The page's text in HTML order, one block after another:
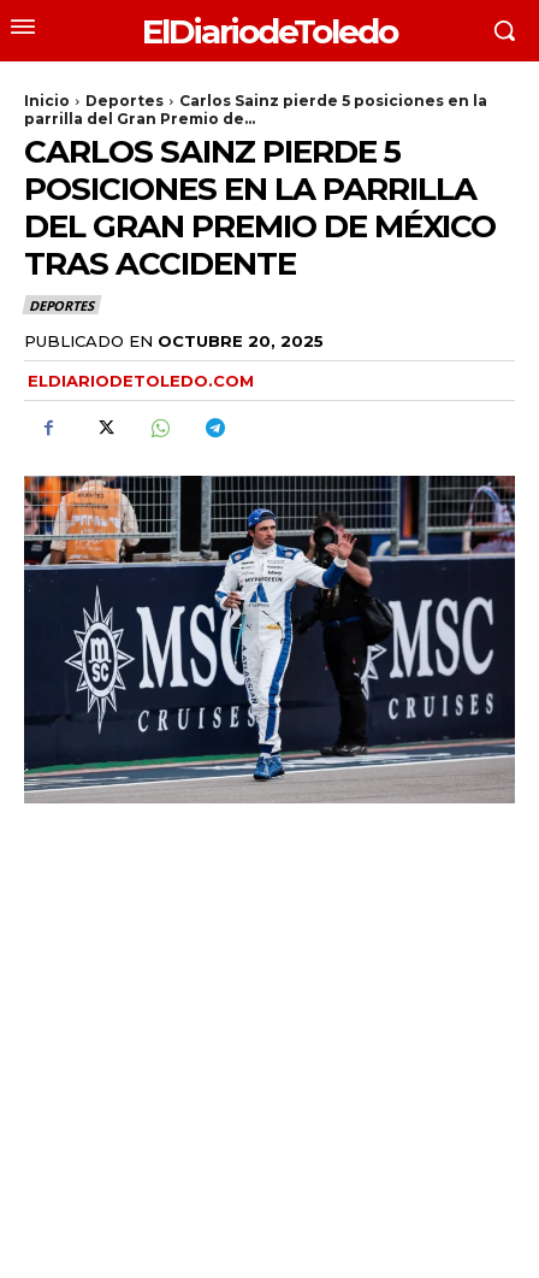
ElDiariodeToledo
Inicio Deportes
Carlos Sainz pierde 5 posiciones en la
parrilla del Gran Premio de...
CARLOS SAINZ PIERDE 5
POSICIONES EN LA PARRILLA
DEL GRAN PREMIO DE MÉXICO
TRAS ACCIDENTE
DEPORTES
PUBLICADO EN OCTUBRE 20, 2025
ELDIARIODETOLEDO.COM